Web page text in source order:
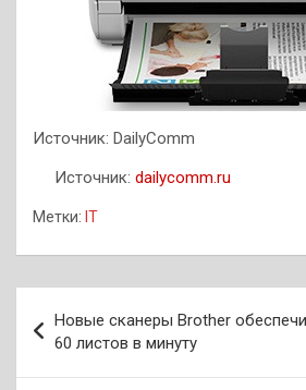
Источник: DailyComm
Источник: dailycomm.ru
Метки: IT
по
записям
Новые сканеры Brother
60 листов в минуту